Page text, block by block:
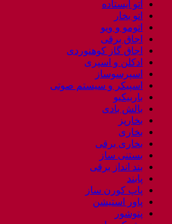
اتو ایستاده
اتو بخار
اتومو و ویو
اجاق برقی
اجاق گاز کوهنوردی
ادکلن و اسپری
اسپرسوساز
اسپیکر و سیستم صوتی
باربیکیو
بالش بادی
بخارپز
بخاری
بخاری برقی
بستنی ساز
بند انداز برقی
پابند
پاپ کورن ساز
پاور استیشن
پتوشور